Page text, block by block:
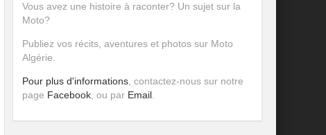
Vous avez une histoire à raconter? Un sujet sur la
Moto?
Publiez vos récits, aventures et photos sur Moto
Algérie.
Pour plus d'informations , contactez-nous sur notre
page Facebook , ou par Email